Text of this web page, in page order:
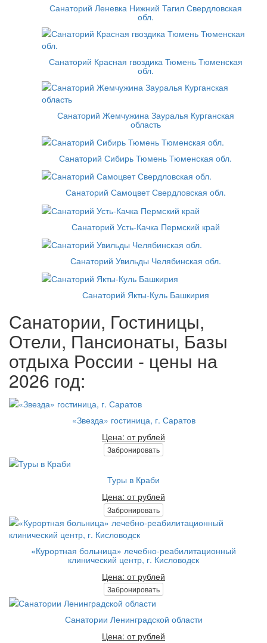
Санаторий Леневка Нижний Тагил Свердловская
обл.
Санаторий Красная гвоздика Тюмень Тюменская
обл.
Санаторий Жемчужина Зауралья Курганская
область
Санаторий Сибирь Тюмень Тюменская обл.
Санаторий Самоцвет Свердловская обл.
Санаторий Усть-Качка Пермский край
Санаторий Увильды Челябинская обл.
Санаторий Якты-Куль Башкирия
Санатории, Гостиницы,
Отели, Пансионаты, Базы
отдыха России - цены на
2026 год:
«Звезда» гостиница, г. Саратов
Цена: от рублей
Забронировать
Туры в Краби
Цена: от рублей
Забронировать
«Курортная больница» лечебно-реабилитационный
клинический центр, г. Кисловодск
Цена: от рублей
Забронировать
Санатории Ленинградской области
Цена: от рублей